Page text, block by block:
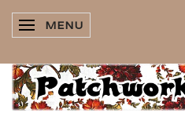
SKIFTE NAVIGATION
MENU